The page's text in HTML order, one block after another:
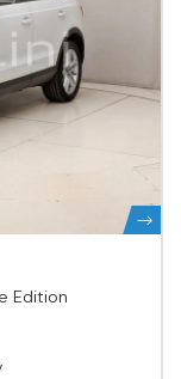
Edition